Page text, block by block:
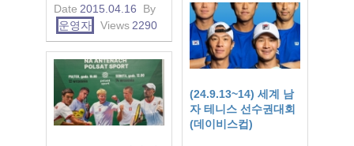
Date 2015.04.16
By
운영자
Views 2290
(24.9.13~14) 세계 남
자 테니스 선수권대회
(데이비스컵)